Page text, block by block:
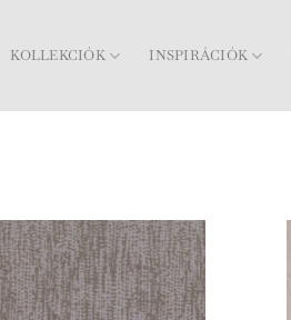
KOLLEKCIÓK INSPIRÁCIÓK